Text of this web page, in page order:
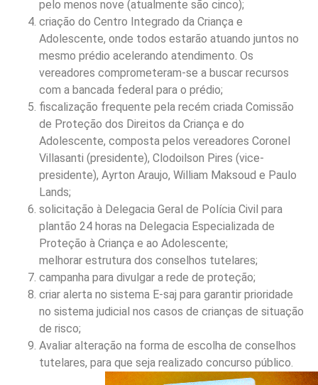
pelo menos nove (atualmente são cinco);
criação do Centro Integrado da Criança e
Adolescente, onde todos estarão atuando juntos no
mesmo prédio acelerando atendimento. Os
vereadores comprometeram-se a buscar recursos
com a bancada federal para o prédio;
fiscalização frequente pela recém criada Comissão
de Proteção dos Direitos da Criança e do
Adolescente, composta pelos vereadores Coronel
Villasanti (presidente), Clodoilson Pires (vice-
presidente), Ayrton Araujo, William Maksoud e Paulo
Lands;
solicitação à Delegacia Geral de Polícia Civil para
plantão 24 horas na Delegacia Especializada de
Proteção à Criança e ao Adolescente;
melhorar estrutura dos conselhos tutelares;
campanha para divulgar a rede de proteção;
criar alerta no sistema E-saj para garantir prioridade
no sistema judicial nos casos de crianças de situação
de risco;
Avaliar alteração na forma de escolha de conselhos
tutelares, para que seja realizado concurso público.